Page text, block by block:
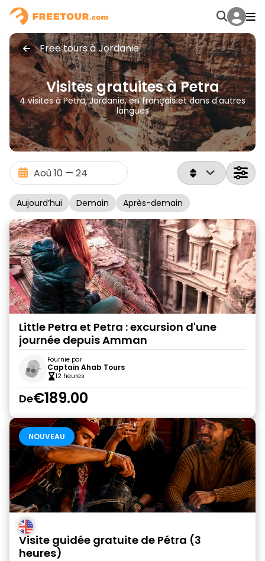
Free tours à Jordanie
Visites gratuites à Petra
4 visites à Petra, Jordanie, en français et dans d'autres
langues
Aujourd’hui Demain Après-demain
Little Petra et Petra : excursion d'une
journée depuis Amman
Fournie par
Captain Ahab Tours
12 heures
De€189.00
NOUVEAU
Visite guidée gratuite de Pétra (3
heures)